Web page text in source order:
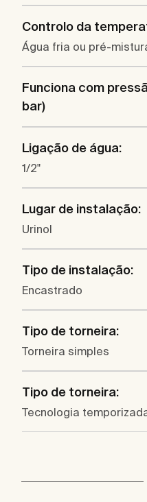
Controlo da
Água fria ou pré-
Funciona com
bar)
Ligação de água:
1/2"
Lugar de instalação:
Urinol
Tipo de instalação:
Encastrado
Tipo de torneira:
Torneira simples
Tipo de torneira:
Tecnologia